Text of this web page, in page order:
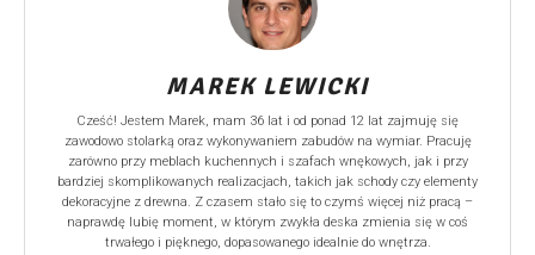
MAREK LEWICKI
Cześć! Jestem Marek, mam 36 lat i od ponad 12 lat zajmuję się
zawodowo stolarką oraz wykonywaniem zabudów na wymiar. Pracuję
zarówno przy meblach kuchennych i szafach wnękowych, jak i przy
bardziej skomplikowanych realizacjach, takich jak schody czy elementy
dekoracyjne z drewna. Z czasem stało się to czymś więcej niż pracą –
naprawdę lubię moment, w którym zwykła deska zmienia się w coś
trwałego i pięknego, dopasowanego idealnie do wnętrza.